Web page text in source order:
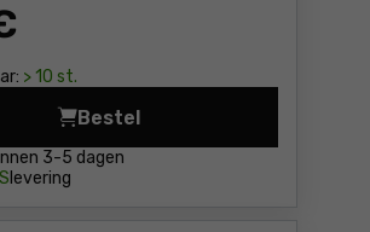
> 10 st.
3-5 dagen
levering
Bestel
Hamer boor Dedra